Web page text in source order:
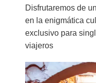
Disfrutaremos de
en la enigmática
exclusivo para
viajeros